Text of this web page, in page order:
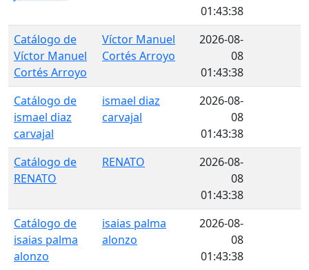
01:43:38
Catálogo de
Víctor Manuel
Cortés Arroyo
Víctor Manuel
Cortés Arroyo
2026-08-
08
01:43:38
Catálogo de
ismael diaz
carvajal
ismael diaz
carvajal
2026-08-
08
01:43:38
Catálogo de
RENATO
RENATO
2026-08-
08
01:43:38
Catálogo de
isaias palma
alonzo
isaias palma
alonzo
2026-08-
08
01:43:38